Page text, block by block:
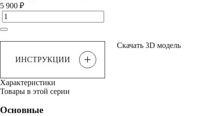
5 900 ₽
ИНСТРУКЦИИ +
Скачать 3D модель
Характеристики
Товары в этой серии
Основные